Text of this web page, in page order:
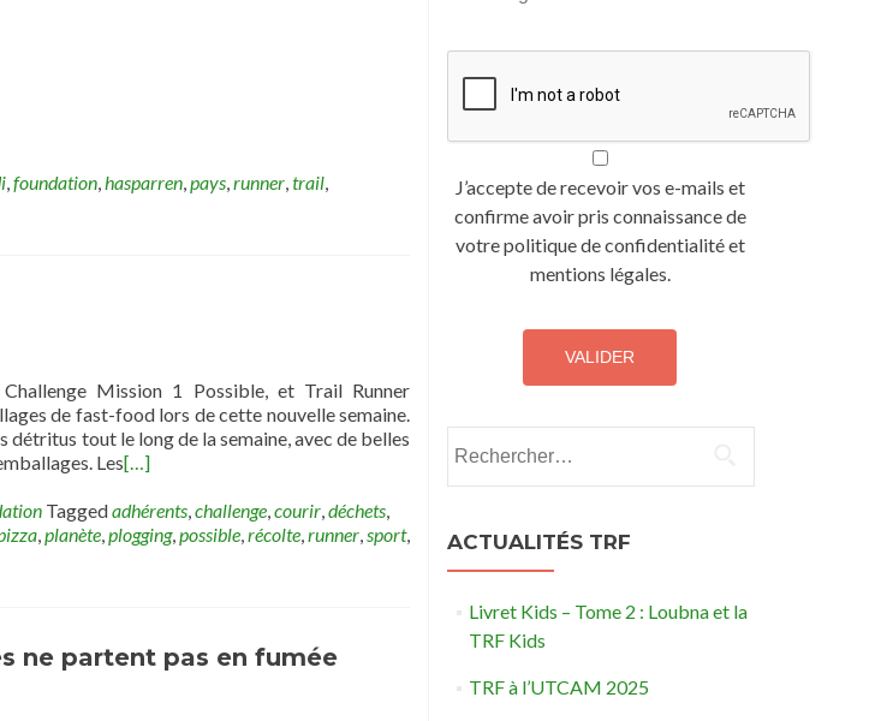
,foundation,hasparren,pays,runner,trail,
Mission 1 Possible, et Trail Runner
de fast-food lors de cette nouvelle semaine.
tout le long de la semaine, avec de belles
Les[…]
Taggedadhérents,challenge,courir,déchets,
,planète,plogging,possible,récolte,runner,sport,
ne partent pas en fumée
J’accepte de recevoir vos e-mails et
confirme avoir pris connaissance de
votre politique de confidentialité et
mentions légales.
ACTUALITÉS TRF
Livret Kids – Tome 2 : Loubna et la
TRF Kids
TRF à l’UTCAM 2025